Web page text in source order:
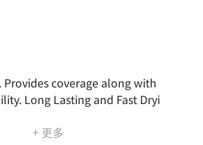
Provides coverage along with
Long Lasting and Fast Dryi
+ 更多